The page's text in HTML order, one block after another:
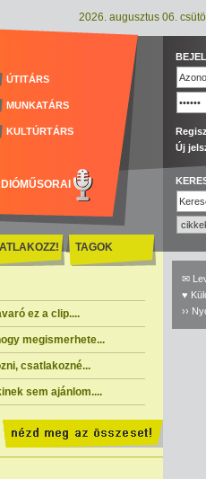
2026. augusztus 06.
ÚTITÁRS
MUNKATÁRS
KULTÚRTÁRS
Új
TAGOK
ez a clip....
megismerhete...
csatlakozné...
sem ajánlom....
✉
♥
››